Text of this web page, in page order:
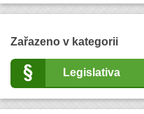
Zařazeno v kategorii
Legislativa